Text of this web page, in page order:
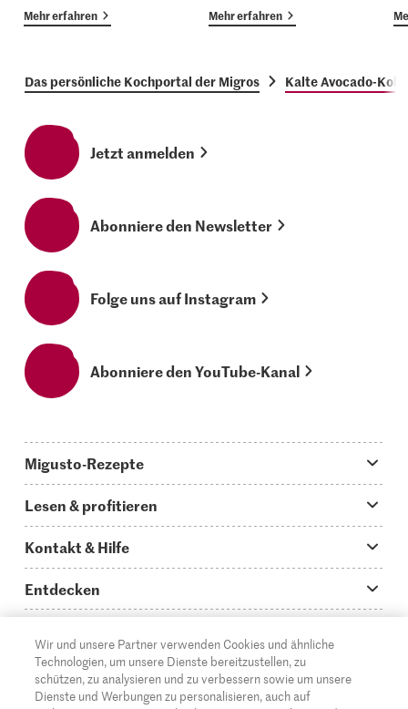
Mehr erfahren Mehr erfahren
Das persönliche Kochportal der Migros Kalte Avocado-
Jetzt anmelden
Abonniere den Newsletter
Folge uns auf Instagram
Abonniere den YouTube-Kanal
Migusto-Rezepte
Was koche ich heute?
Hauptgerichte
Schnelle & einfache Rezepte
Apéro & Fingerfood
Backen
Lesen & profitieren
Storys
How to-Videos
Glossar
Migusto Login
Kontakt & Hilfe
Infos zum Kochen mit Migusto
Kontakt
Mediadaten Werbetreibende
Entdecken
Supermarkt
Migros Online
Über die Migros
DE FR IT
Wir und unsere Partner verwenden Cookies und ähnliche
Technologien, um unsere Dienste bereitzustellen, zu
schützen, zu analysieren und zu verbessern sowie um unsere
Dienste und Werbungen zu personalisieren, auch auf